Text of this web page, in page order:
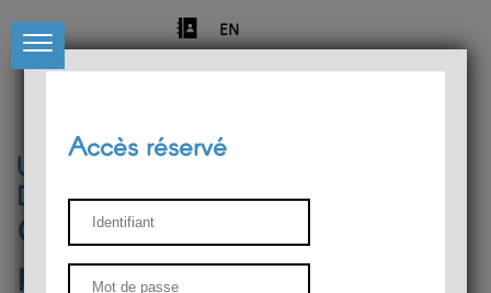
EN
Université de Liège
Département de philosophie
Centre de recherches
phénoménologiques
Accès réservé